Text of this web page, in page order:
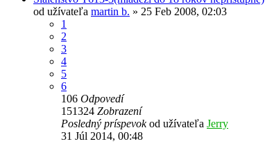
od užívateľa martin b. » 25 Feb 2008, 02:03
1
2
3
4
5
6
106 Odpovedí
151324 Zobrazení
Posledný príspevokod užívateľa Jerry
31 Júl 2014, 00:48